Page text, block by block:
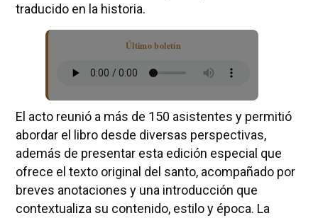
traducido en la historia.
Último boletín
El acto reunió a más de 150 asistentes y permitió
abordar el libro desde diversas perspectivas,
además de presentar esta edición especial que
ofrece el texto original del santo, acompañado por
breves anotaciones y una introducción que
contextualiza su contenido, estilo y época. La